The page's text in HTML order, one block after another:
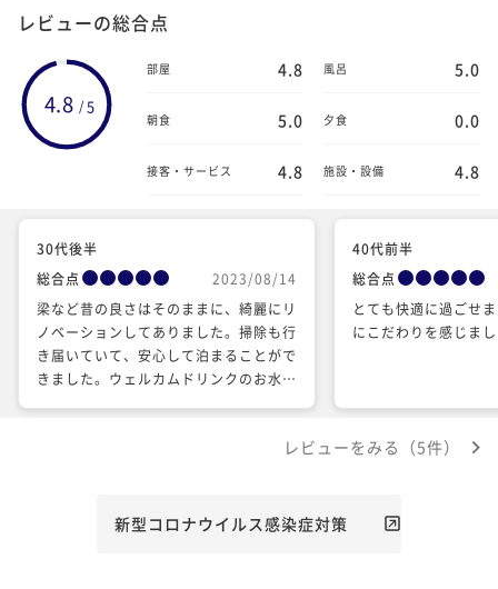
レビューの総合点
4.8 /5
部屋 4.8 風呂 5.0
朝食 5.0 夕食 0.0
接客・サービス 4.8 施設・設備 4.8
30代後半
総合点
2023/08/14
梁など昔の良さはそのままに、綺麗にリ
ノベーションしてありました。掃除も行
き届いていて、安心して泊まることがで
きました。ウェルカムドリンクのお水や
で、夕方と早朝にお散歩するととてもリ
しまうような、アットホームなお宿でし
40代前半
総合点
とても快適に過ごせ
にこだわりを感じま
レビューをみる（5件）
新型コロナウイルス感染症対策